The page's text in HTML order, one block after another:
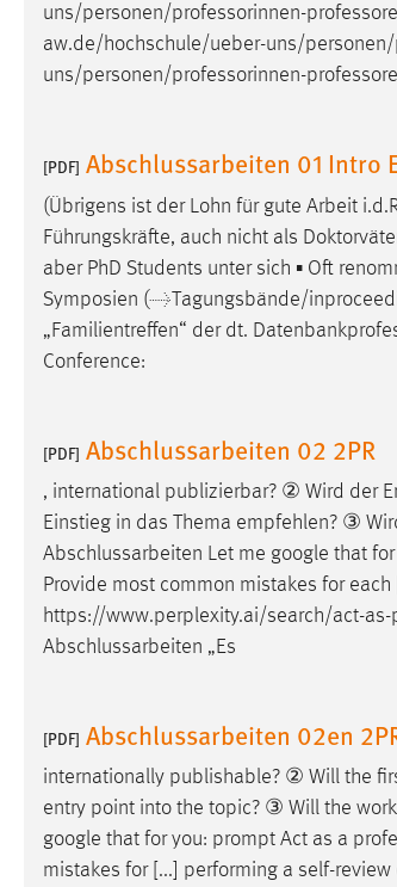
uns/personen/professorinnen-
aw.de/hochschule/ueber-uns/
uns/personen/professorinnen-
[PDF] Abschlussarbeiten 01 Intro
(Übrigens ist der Lohn für gute Arbeit
Führungskräfte, auch nicht als
aber PhD Students unter sich ▪ Oft
Symposien (→Tagungsbände/
„Familientreffen“ der dt.
Conference:
[PDF] Abschlussarbeiten 02 2PR
, international publizierbar? ② Wird der
Einstieg in das Thema empfehlen? ③
Abschlussarbeiten Let me google that
Provide most common mistakes for
https://www.perplexity.ai/search/act-as-
Abschlussarbeiten „Es
[PDF] Abschlussarbeiten 02en
internationally publishable? ② Will the
entry point into the topic? ③ Will the
google that for you: prompt Act as a
mistakes for [...] performing a self-
Name:
MibewSessionID,
mibew_locale, mibew-chat-
5e9dbeb1811c0446
Cookie Laufzeit: MibewSessionID, mibew-
style-5e9dbeb1811c0446 =
Sitzungslaufzeit,
Login
Name:
der Website einloggen zu
Cookie Laufzeit: 24 Stunden
STATISTIK
Statistik Cookies erfassen Informationen
Diese Informationen helfen uns zu
Matomo
Name: _pk_ref, _pk_cvar, _pk_id,
Zweck: Zugriffsstatistik
Cookie Laufzeit: Max. 13 Monate